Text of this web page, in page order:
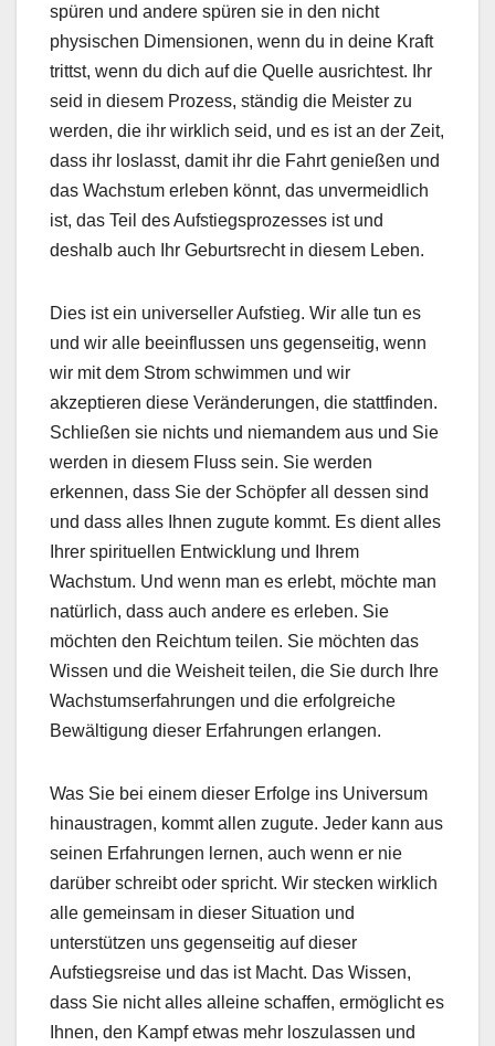
spüren und andere spüren sie in den nicht
physischen Dimensionen, wenn du in deine Kraft
trittst, wenn du dich auf die Quelle ausrichtest. Ihr
seid in diesem Prozess, ständig die Meister zu
werden, die ihr wirklich seid, und es ist an der Zeit,
dass ihr loslasst, damit ihr die Fahrt genießen und
das Wachstum erleben könnt, das unvermeidlich
ist, das Teil des Aufstiegsprozesses ist und
deshalb auch Ihr Geburtsrecht in diesem Leben.
Dies ist ein universeller Aufstieg. Wir alle tun es
und wir alle beeinflussen uns gegenseitig, wenn
wir mit dem Strom schwimmen und wir
akzeptieren diese Veränderungen, die stattfinden.
Schließen sie nichts und niemandem aus und Sie
werden in diesem Fluss sein. Sie werden
erkennen, dass Sie der Schöpfer all dessen sind
und dass alles Ihnen zugute kommt. Es dient alles
Ihrer spirituellen Entwicklung und Ihrem
Wachstum. Und wenn man es erlebt, möchte man
natürlich, dass auch andere es erleben. Sie
möchten den Reichtum teilen. Sie möchten das
Wissen und die Weisheit teilen, die Sie durch Ihre
Wachstumserfahrungen und die erfolgreiche
Bewältigung dieser Erfahrungen erlangen.
Was Sie bei einem dieser Erfolge ins Universum
hinaustragen, kommt allen zugute. Jeder kann aus
seinen Erfahrungen lernen, auch wenn er nie
darüber schreibt oder spricht. Wir stecken wirklich
alle gemeinsam in dieser Situation und
unterstützen uns gegenseitig auf dieser
Aufstiegsreise und das ist Macht. Das Wissen,
dass Sie nicht alles alleine schaffen, ermöglicht es
Ihnen, den Kampf etwas mehr loszulassen und